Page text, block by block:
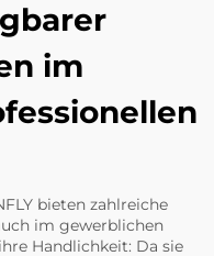
im
bieten zahlreiche
im gewerblichen
Handlichkeit: Da sie